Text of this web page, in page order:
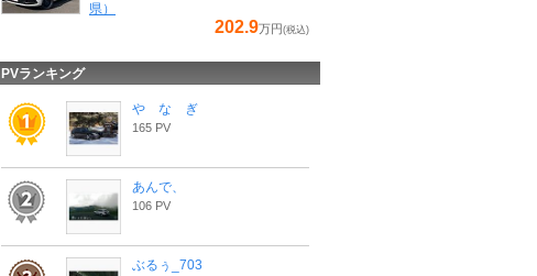
県）
202.9万円 (税込)
PVランキング
や な ぎ
165 PV
あんで、
106 PV
ぶるぅ_703